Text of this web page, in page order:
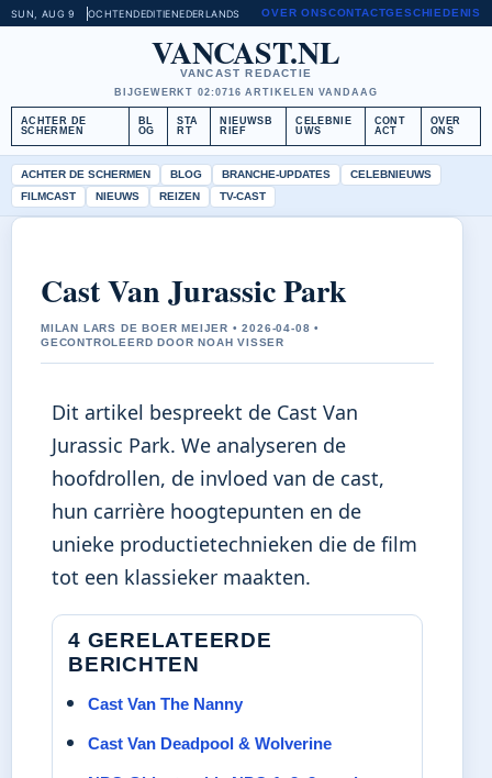
SUN, AUG 9 OCHTENDEDITIENEDERLANDS OVER ONSCONTACTGESCHIEDENIS
VANCAST.NL
VANCAST REDACTIE
BIJGEWERKT 02:0716 ARTIKELEN VANDAAG
ACHTER DE
SCHERMEN
BL
OG
STA
RT
NIEUWSB
RIEF
CELEBNIE
UWS
CONT
ACT
OVER
ONS
ACHTER DE SCHERMEN BLOG BRANCHE-UPDATES
CELEBNIEUWS
FILMCAST
NIEUWS REIZEN TV-CAST
Cast Van Jurassic Park
MILAN LARS DE BOER MEIJER • 2026-04-08 •
GECONTROLEERD DOOR NOAH VISSER
Dit artikel bespreekt de Cast Van
Jurassic Park. We analyseren de
hoofdrollen, de invloed van de cast,
hun carrière hoogtepunten en de
unieke productietechnieken die de film
tot een klassieker maakten.
4 GERELATEERDE
BERICHTEN
Cast Van The Nanny
Cast Van Deadpool & Wolverine